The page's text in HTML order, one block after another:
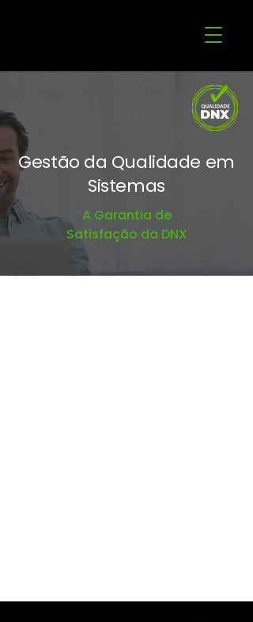
Gestão da Qualidade em
Sistemas
A Garantia de
Satisfação da DNX